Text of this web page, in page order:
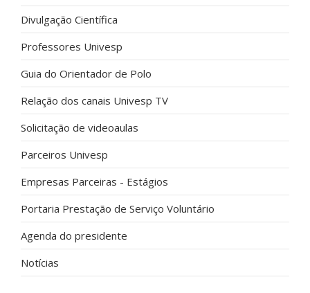
Divulgação Científica
Professores Univesp
Guia do Orientador de Polo
Relação dos canais Univesp TV
Solicitação de videoaulas
Parceiros Univesp
Empresas Parceiras - Estágios
Portaria Prestação de Serviço Voluntário
Agenda do presidente
Notícias